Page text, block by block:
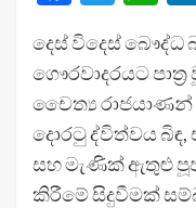
දෙස් විදෙස්
ගෞරවාදරයට
චෛත්‍ය
දොරටු ද්විත්වය
සහ මැණික් ඇතුළු
කිරීමේ සිදුවීමක්